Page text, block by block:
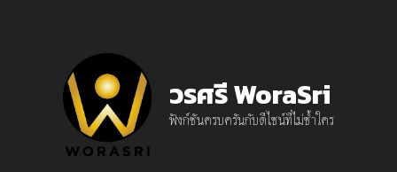
วรศรี WoraSri
ฟังก์ชันครบครันกับดีไซน์ที่ไม่ซ้ำใคร